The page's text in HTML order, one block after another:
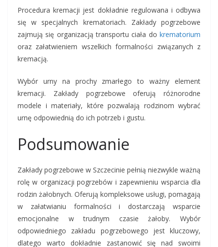
Procedura kremacji jest dokładnie regulowana i odbywa
się w specjalnych krematoriach. Zakłady pogrzebowe
zajmują się organizacją transportu ciała do krematorium
oraz załatwieniem wszelkich formalności związanych z
kremacją.
Wybór urny na prochy zmarłego to ważny element
kremacji. Zakłady pogrzebowe oferują różnorodne
modele i materiały, które pozwalają rodzinom wybrać
urnę odpowiednią do ich potrzeb i gustu.
Podsumowanie
Zakłady pogrzebowe w Szczecinie pełnią niezwykle ważną
rolę w organizacji pogrzebów i zapewnieniu wsparcia dla
rodzin żałobnych. Oferują kompleksowe usługi, pomagają
w załatwianiu formalności i dostarczają wsparcie
emocjonalne w trudnym czasie żałoby. Wybór
odpowiedniego zakładu pogrzebowego jest kluczowy,
dlatego warto dokładnie zastanowić się nad swoimi